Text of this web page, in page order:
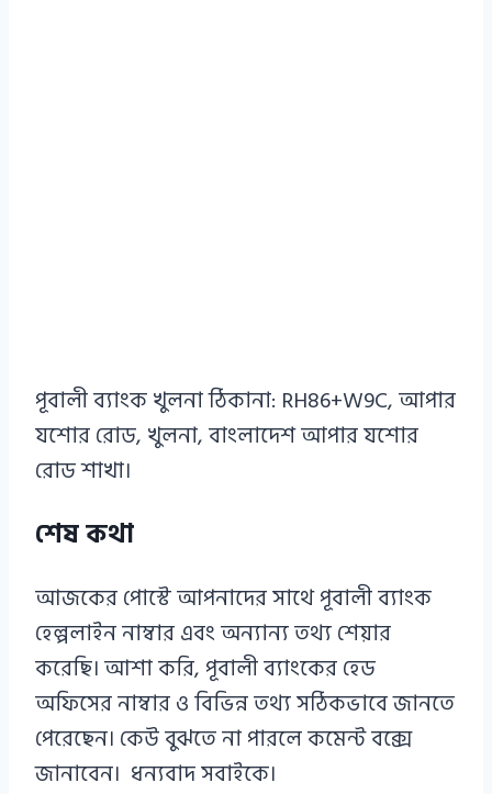
পূবালী ব্যাংক খুলনা ঠিকানা: RH86+W9C, আপার
যশোর রোড, খুলনা, বাংলাদেশ আপার যশোর
রোড শাখা।
শেষ কথা
আজকের পোস্টে আপনাদের সাথে পূবালী ব্যাংক
হেল্পলাইন নাম্বার এবং অন্যান্য তথ্য শেয়ার
করেছি। আশা করি, পূবালী ব্যাংকের হেড
অফিসের নাম্বার ও বিভিন্ন তথ্য সঠিকভাবে জানতে
পেরেছেন। কেউ বুঝতে না পারলে কমেন্ট বক্সে
জানাবেন। ধন্যবাদ সবাইকে।